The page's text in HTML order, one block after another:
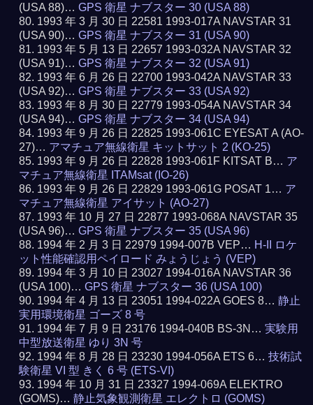
(USA 88)…GPS 衛星 ナブスター 30 (USA 88)
1993 年 3 月 30 日 22581 1993-017A NAVSTAR 31
(USA 90)…GPS 衛星 ナブスター 31 (USA 90)
1993 年 5 月 13 日 22657 1993-032A NAVSTAR 32
(USA 91)…GPS 衛星 ナブスター 32 (USA 91)
1993 年 6 月 26 日 22700 1993-042A NAVSTAR 33
(USA 92)…GPS 衛星 ナブスター 33 (USA 92)
1993 年 8 月 30 日 22779 1993-054A NAVSTAR 34
(USA 94)…GPS 衛星 ナブスター 34 (USA 94)
1993 年 9 月 26 日 22825 1993-061C EYESAT A (AO-
27)… アマチュア無線衛星 キットサット 2 (KO-25)
1993 年 9 月 26 日 22828 1993-061F KITSAT B… ア
マチュア無線衛星 ITAMsat (IO-26)
1993 年 9 月 26 日 22829 1993-061G POSAT 1… ア
マチュア無線衛星 アイサット (AO-27)
1993 年 10 月 27 日 22877 1993-068A NAVSTAR 35
(USA 96)…GPS 衛星 ナブスター 35 (USA 96)
1994 年 2 月 3 日 22979 1994-007B VEP… H-II ロケ
ット性能確認用ペイロード みょうじょう (VEP)
1994 年 3 月 10 日 23027 1994-016A NAVSTAR 36
(USA 100)…GPS 衛星 ナブスター 36 (USA 100)
1994 年 4 月 13 日 23051 1994-022A GOES 8…静止
実用環境衛星 ゴーズ 8 号
1994 年 7 月 9 日 23176 1994-040B BS-3N…実験用
中型放送衛星 ゆり 3N 号
1994 年 8 月 28 日 23230 1994-056A ETS 6…技術試
験衛星 VI 型 きく 6 号 (ETS-VI)
1994 年 10 月 31 日 23327 1994-069A ELEKTRO
(GOMS)…静止気象観測衛星 エレクトロ (GOMS)